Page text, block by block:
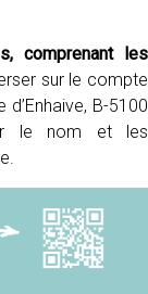
comprenant les
sur le compte
d’Enhaive, B-5100
le nom et les